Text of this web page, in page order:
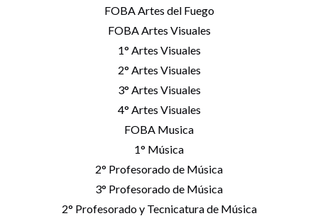
FOBA Artes del Fuego
FOBA Artes Visuales
1° Artes Visuales
2° Artes Visuales
3° Artes Visuales
4° Artes Visuales
FOBA Musica
1° Música
2° Profesorado de Música
3° Profesorado de Música
2° Profesorado y Tecnicatura de Música